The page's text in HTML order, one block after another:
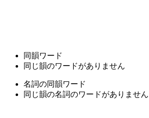
同韻ワード
同じ韻のワードがありません
名詞の同韻ワード
同じ韻の名詞のワードがありません